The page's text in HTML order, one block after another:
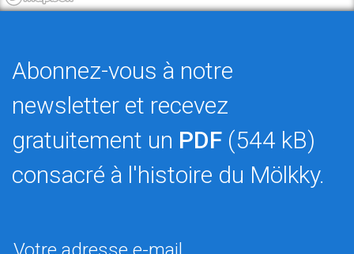
Abonnez-vous à notre
newsletter et recevez
gratuitement un PDF (544 kB)
consacré à l'histoire du Mölkky.